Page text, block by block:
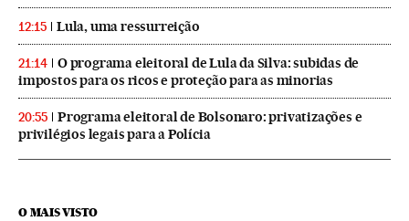
12:15 Lula, uma ressurreição
21:14
O programa eleitoral de Lula da Silva: subidas de
impostos para os ricos e proteção para as minorias
20:55
Programa eleitoral de Bolsonaro: privatizações e
privilégios legais para a Polícia
O MAIS VISTO